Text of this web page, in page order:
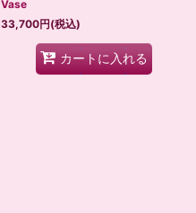
Vase
33,700円(税込)
カートに入れる